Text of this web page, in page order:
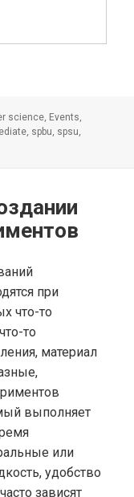
science, Events,
, spbu, spsu,
при
что-то
то
материал
выполняет
или
удобство
зависят